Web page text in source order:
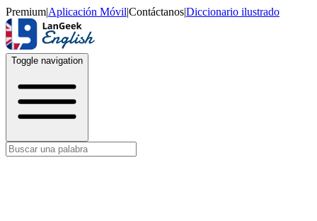
Premium|Aplicación Móvil|Contáctanos|Diccionario ilustrado
Toggle navigation